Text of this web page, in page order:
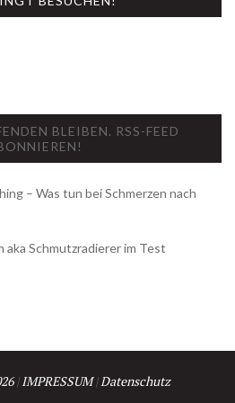
BLEIBEN. RSS-FEED
– Was tun bei Schmerzen nach
aka Schmutzradierer im Test
|IMPRESSUM |Datenschutz